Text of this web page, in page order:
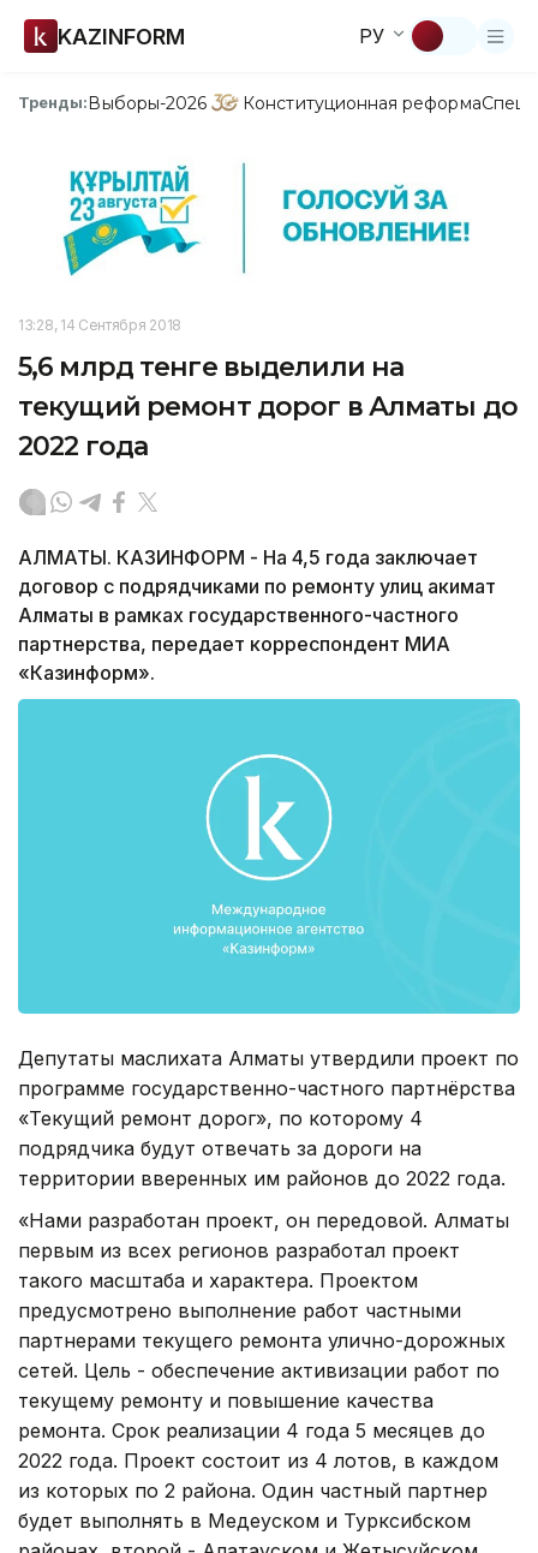
KAZINFORM РУ
Тренды:Выборы-2026 Конституционная реформа
13:28, 14 Сентября 2018
5,6 млрд тенге выделили на
текущий ремонт дорог в Алматы до
2022 года
АЛМАТЫ. КАЗИНФОРМ - На 4,5 года заключает
договор с подрядчиками по ремонту улиц акимат
Алматы в рамках государственного-частного
партнерства, передает корреспондент МИА
«Казинформ».
Депутаты маслихата Алматы утвердили проект по
программе государственно-частного партнёрства
«Текущий ремонт дорог», по которому 4
подрядчика будут отвечать за дороги на
территории вверенных им районов до 2022 года.
«Нами разработан проект, он передовой. Алматы
первым из всех регионов разработал проект
такого масштаба и характера. Проектом
предусмотрено выполнение работ частными
партнерами текущего ремонта улично-дорожных
сетей. Цель - обеспечение активизации работ по
текущему ремонту и повышение качества
ремонта. Срок реализации 4 года 5 месяцев до
2022 года. Проект состоит из 4 лотов, в каждом
из которых по 2 района. Один частный партнер
будет выполнять в Медеуском и Турксибском